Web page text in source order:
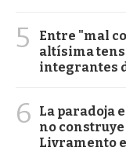
5
Entre "mal
altísima
integrantes
6
La paradoja
no
Livramento